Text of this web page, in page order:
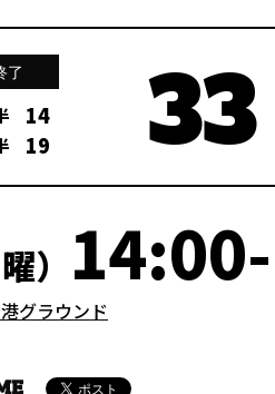
了
14
19 33
） 14:00-
グラウンド